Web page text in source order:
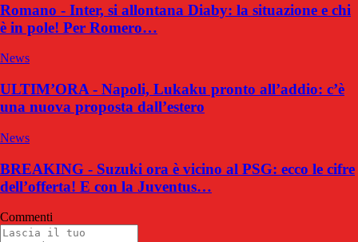
Romano - Inter, si allontana Diaby: la situazione e chi
è in pole! Per Romero…
News
ULTIM’ORA - Napoli, Lukaku pronto all’addio: c’è
una nuova proposta dall’estero
News
BREAKING - Suzuki ora è vicino al PSG: ecco le cifre
dell’offerta! E con la Juventus…
Commenti